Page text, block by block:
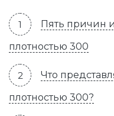
Пять причин
плотностью 300
Что
плотностью 300?